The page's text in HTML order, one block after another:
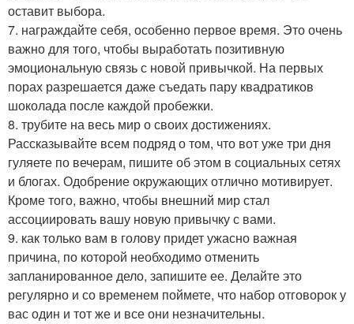
оставит выбора.
7. награждайте себя, особенно первое время. Это очень
важно для того, чтобы выработать позитивную
эмоциональную связь с новой привычкой. На первых
порах разрешается даже съедать пару квадратиков
шоколада после каждой пробежки.
8. трубите на весь мир о своих достижениях.
Рассказывайте всем подряд о том, что вот уже три дня
гуляете по вечерам, пишите об этом в социальных сетях
и блогах. Одобрение окружающих отлично мотивирует.
Кроме того, важно, чтобы внешний мир стал
ассоциировать вашу новую привычку с вами.
9. как только вам в голову придет ужасно важная
причина, по которой необходимо отменить
запланированное дело, запишите ее. Делайте это
регулярно и со временем поймете, что набор отговорок у
вас один и тот же и все они незначительны.